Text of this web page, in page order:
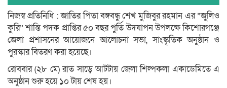
নিজস্ব প্রতিনিধি : জাতির পিতা বঙ্গবন্ধু শেখ মুজিবুর রহমান এর ”জুলিও
কুরি” শান্তি পদক প্রাপ্তির ৫০ বছর পুর্তি উদযাপন উপলক্ষে কিশোরগঞ্জে
জেলা প্রশাসনের আয়োজনে আলোচনা সভা, সাংস্কৃতিক অনুষ্ঠান ও
পুরস্কার বিতরণ করা হয়েছে।
রোববার (২৮ মে) রাত সাড়ে আটটায় জেলা শিল্পকলা একাডেমিতে এ
অনুষ্ঠান শুরু হয়ে ১০ টায় শেষ হয়।